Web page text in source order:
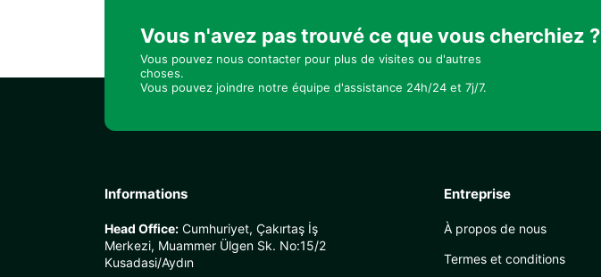
Vous n'avez pas trouvé ce que vous cherchiez ?
Vous pouvez nous contacter pour plus de visites ou d'autres
choses.
Vous pouvez joindre notre équipe d'assistance 24h/24 et 7j/7.
Informations
Head Office: Cumhuriyet, Çakırtaş İş
Merkezi, Muammer Ülgen Sk. No:15/2
Kusadasi/Aydın
Entreprise
À propos de nous
Termes et conditions